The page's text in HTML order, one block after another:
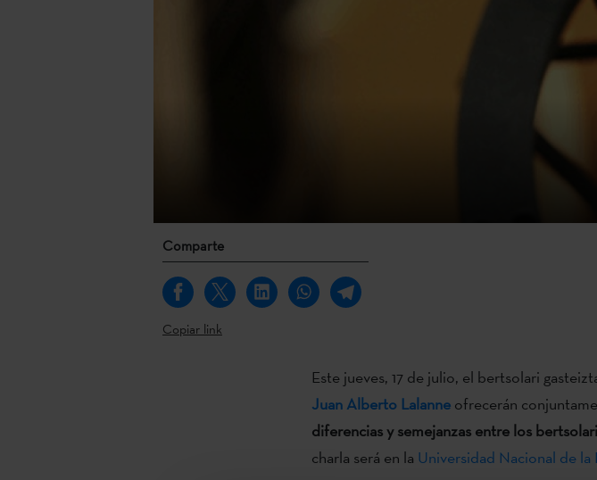
Comparte
Copiar link
Este jueves, 17 de julio, el bertsolari
Juan Alberto Lalanne ofrecerán
diferencias y semejanzas entre los
charla será en la Universidad Nacional de la